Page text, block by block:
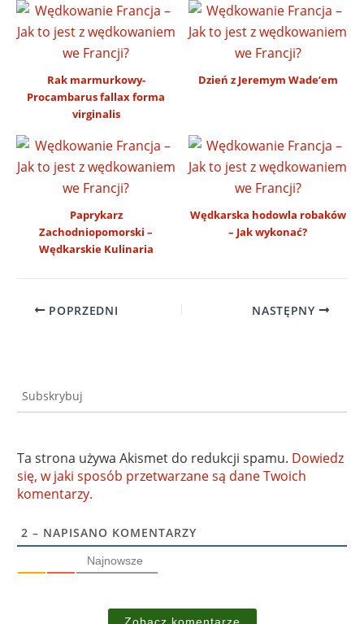
Rak marmurkowy-
Procambarus fallax forma
virginalis
Dzień z Jeremym Wade’em
Paprykarz
Zachodniopomorski –
Wędkarskie Kulinaria
Wędkarska hodowla robaków
– Jak wykonać?
POPRZEDNI NASTĘPNY
Subskrybuj
Ta strona używa Akismet do redukcji spamu. Dowiedz
się, w jaki sposób przetwarzane są dane Twoich
komentarzy.
2 – NAPISANO KOMENTARZY
Najnowsze